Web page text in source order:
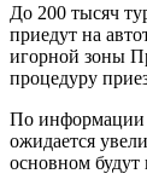
До 200 тысяч
приедут на
игорной зоны
процедуру
По информации
ожидается
основном будут